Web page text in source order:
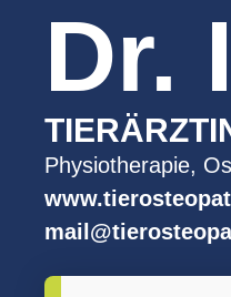
Dr.
Physiotherapie,